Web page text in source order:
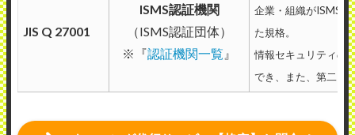
JIS Q 27001
ISMS認証機関
（ISMS認証団体）
※『認証機関一覧 』
企業・組織がISMS
た規格。
情報セキュリティの
でき、
また、第二・